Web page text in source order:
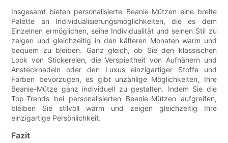
Insgesamt bieten personalisierte Beanie-Mützen eine breite
Palette an Individualisierungsmöglichkeiten, die es dem
Einzelnen ermöglichen, seine Individualität und seinen Stil zu
zeigen und gleichzeitig in den kälteren Monaten warm und
bequem zu bleiben. Ganz gleich, ob Sie den klassischen
Look von Stickereien, die Verspieltheit von Aufnähern und
Anstecknadeln oder den Luxus einzigartiger Stoffe und
Farben bevorzugen, es gibt unzählige Möglichkeiten, Ihre
Beanie-Mütze ganz individuell zu gestalten. Indem Sie die
Top-Trends bei personalisierten Beanie-Mützen aufgreifen,
bleiben Sie stilvoll warm und zeigen gleichzeitig Ihre
einzigartige Persönlichkeit.
Fazit